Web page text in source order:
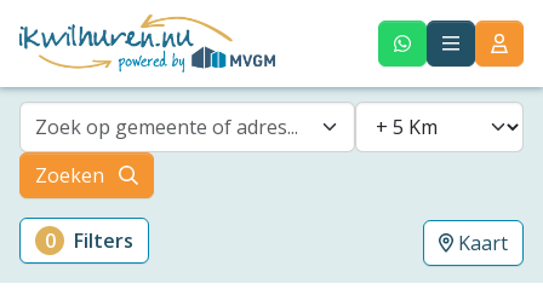
Zoek op gemeente of adres...
Zoeken
0 Filters Kaart